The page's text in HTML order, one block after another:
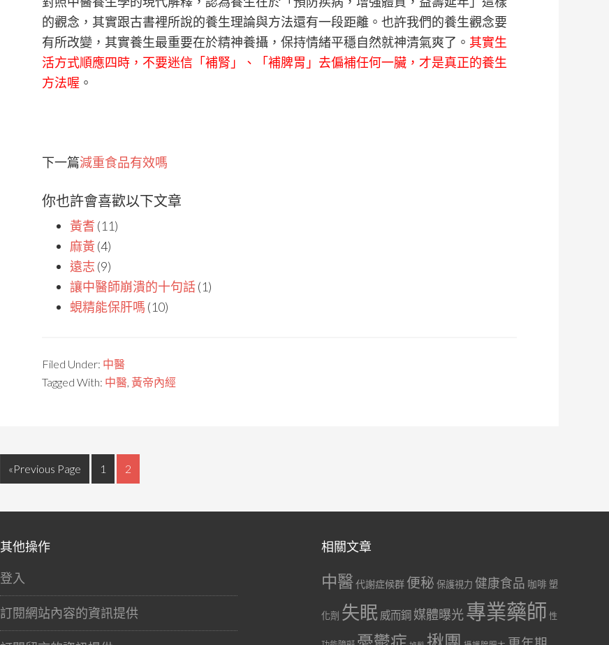
的觀念，其實跟古書裡所說的養生理論與方法還有一段距離。也許我們的養生觀念要
有所改變，其實養生最重要在於精神養攝，保持情緒平穩自然就神清氣爽了。 其實生
活方式順應四時，不要迷信「補腎」、「補脾胃」去偏補任何一臟，才是真正的養生
方法喔 。
下一篇減重食品有效嗎
你也許會喜歡以下文章
黃耆 (11)
麻黃 (4)
遠志 (9)
讓中醫師崩潰的十句話(1)
蜆精能保肝嗎 (10)
Filed Under: 中醫
Tagged With: 中醫, 黃帝內經
«Previous Page 1 2
其他操作
登入
訂閱網站內容的資訊提供
相關文章
中醫代謝症候群 便秘 保護視力 健康食品 咖啡 塑
化劑 失眠 威而鋼 媒體曝光專業藥師 性